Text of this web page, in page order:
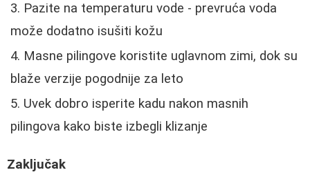
Pazite na temperaturu vode - prevruća voda
može dodatno isušiti kožu
Masne pilingove koristite uglavnom zimi, dok su
blaže verzije pogodnije za leto
Uvek dobro isperite kadu nakon masnih
pilingova kako biste izbegli klizanje
Zaključak